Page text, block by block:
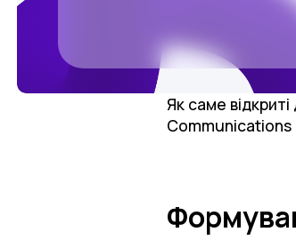
Як саме
Communications